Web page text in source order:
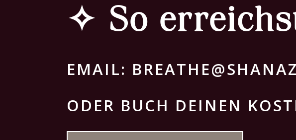
✧ So
EMAIL:
ODER BUCH DEINEN